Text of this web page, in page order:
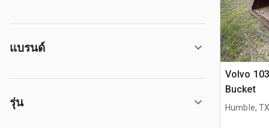
แบรนด์
รุ่น
Volvo
Bucket
Humble,